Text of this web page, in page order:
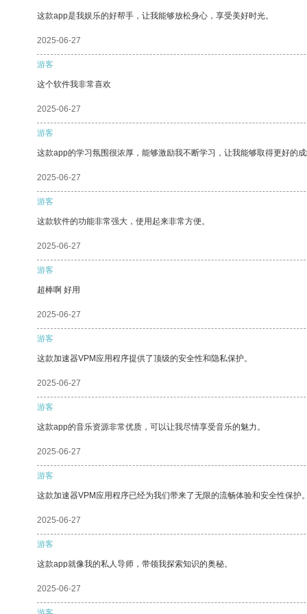
这款app是我娱乐的好帮手，让我能够放松身心，享受美好时光。
2025-06-27
游客
这个软件我非常喜欢
2025-06-27
游客
这款app的学习氛围很浓厚，能够激励我不断学习，让我能够取得更好的
2025-06-27
游客
这款软件的功能非常强大，使用起来非常方便。
2025-06-27
游客
超棒啊 好用
2025-06-27
游客
这款加速器VPM应用程序提供了顶级的安全性和隐私保护。
2025-06-27
游客
这款app的音乐资源非常优质，可以让我尽情享受音乐的魅力。
2025-06-27
游客
这款加速器VPM应用程序已经为我们带来了无限的流畅体验和安全性保护
2025-06-27
游客
这款app就像我的私人导师，带领我探索知识的奥秘。
2025-06-27